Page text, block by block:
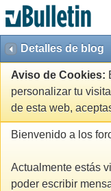
Detalles de blog
Aviso de Cookies:
personalizar tu
de esta web,
Bienvenido a los
Actualmente estás
poder escribir